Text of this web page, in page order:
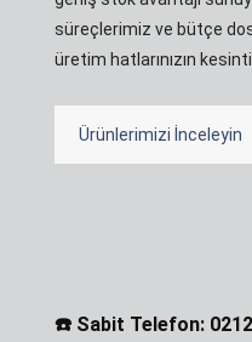
süreçlerimiz ve bütçe
üretim hatlarınızın
Ürünlerimizi İnceleyin
☎️ Sabit Telefon: